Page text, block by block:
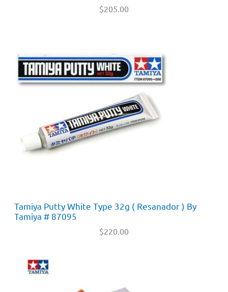
$205.00
Tamiya Putty White Type 32g ( Resanador ) By
Tamiya # 87095
$220.00